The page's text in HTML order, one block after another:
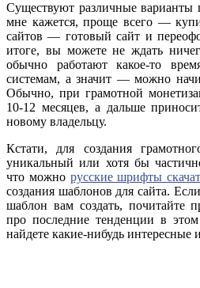
Существуют различные
мне кажется, проще всего —
сайтов — готовый сайт и
итоге, вы можете не ждать
обычно работают какое-то
системам, а значит — можно
Обычно, при грамотной
10-12 месяцев, а дальше
новому владельцу.
Кстати, для создания
уникальный или хотя бы
что можно русские шрифты
создания шаблонов для сайта.
шаблон вам создать, почитайте
про последние тенденции в
найдете какие-нибудь интересные